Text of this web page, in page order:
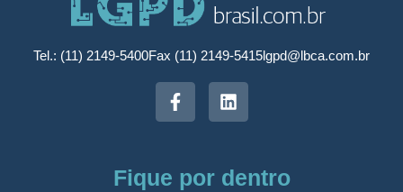
Tel.: (11) 2149-5400Fax (11) 2149-5415lgpd@lbca.com.br
Fique por dentro